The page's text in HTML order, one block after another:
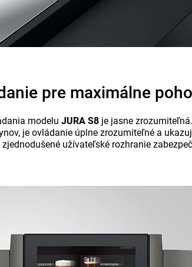
pre maximálne
modelu JURA S8 je jasne
je ovládanie úplne zrozumiteľné a
užívateľské rozhranie